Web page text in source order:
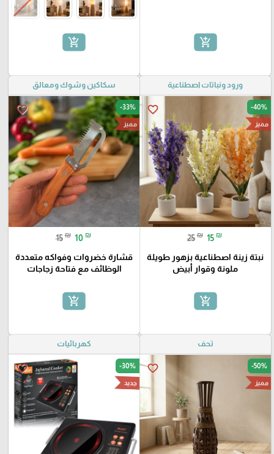
add_shopping_cart
add_shopping_cart
ورود ونباتات اصطناعية
favorite_border -40%
مميز
25 ₪ 15 ₪
نبتة زينة اصطناعية بزهور طويلة
ملونة وقوار أبيض
add_shopping_cart
سكاكين وشوك ومعالق
favorite_border -33%
مميز
15 ₪ 10 ₪
قشارة خضروات وفواكه متعددة
الوظائف مع فتاحة زجاجات
add_shopping_cart
تحف
favorite_border -50%
مميز
كهربائيات
favorite_border -30%
جديد